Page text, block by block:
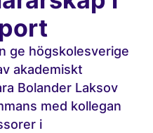
ge högskolesverige
akademiskt
Bolander Laksov
med kollegan
i